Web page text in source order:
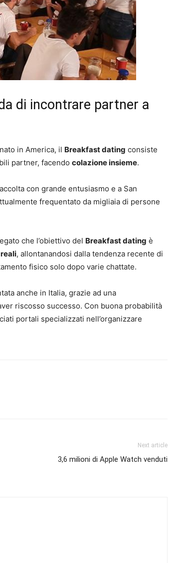
di incontrare partner a
in America, il Breakfast dating consiste
partner, facendo colazione insieme.
con grande entusiasmo e a San
frequentato da migliaia di persone
che l’obiettivo del Breakfast dating è
, allontanandosi dalla tendenza recente di
fisico solo dopo varie chattate.
anche in Italia, grazie ad una
riscosso successo. Con buona probabilità
portali specializzati nell’organizzare
Next article
3,6 milioni di Apple Watch venduti